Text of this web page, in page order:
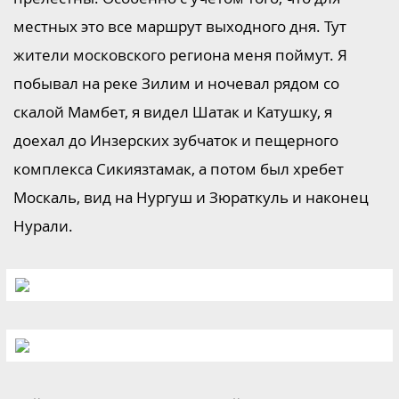
местных это все маршрут выходного дня. Тут
жители московского региона меня поймут. Я
побывал на реке Зилим и ночевал рядом со
скалой Мамбет, я видел Шатак и Катушку, я
доехал до Инзерских зубчаток и пещерного
комплекса Сикиязтамак, а потом был хребет
Москаль, вид на Нургуш и Зюраткуль и наконец
Нурали.